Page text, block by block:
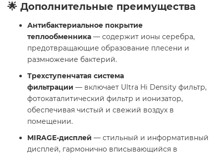
🌟 Дополнительные преимущества
Антибактериальное покрытие
теплообменника — содержит ионы серебра,
предотвращающие образование плесени и
размножение бактерий.
Трехступенчатая система
фильтрации — включает Ultra Hi Density фильтр,
фотокаталитический фильтр и ионизатор,
обеспечивая чистый и свежий воздух в
помещении.
MIRAGE-дисплей — стильный и информативный
дисплей, гармонично вписывающийся в